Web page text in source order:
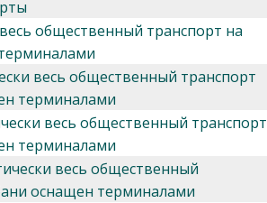
общественный транспорт на
весь общественный транспорт
терминалами
весь общественный транспорт
терминалами
весь общественный
оснащен терминалами